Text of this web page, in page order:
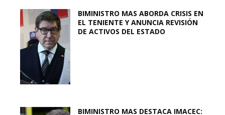
BIMINISTRO MAS ABORDA CRISIS EN
EL TENIENTE Y ANUNCIA REVISIÓN
DE ACTIVOS DEL ESTADO
BIMINISTRO MAS DESTACA IMACEC: